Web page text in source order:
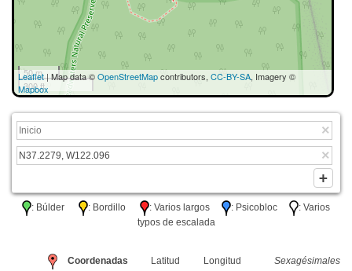
50 m
300 ft
Leaflet| Map data ©OpenStreetMapcontributors, CC-BY-SA, Imagery ©
Mapbox
: Búlder : Bordillo : Varios largos : Psicobloc
: Varios
typos de escalada
Coordenadas
Latitud
Longitud
Sexagésimales